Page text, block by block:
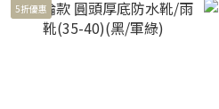
5折優惠